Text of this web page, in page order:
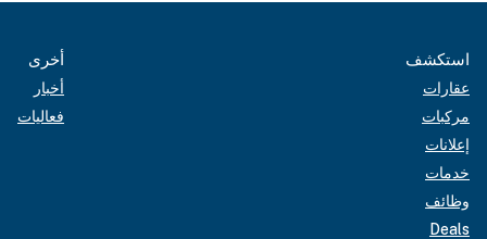
استكشف
عقارات
مركبات
إعلانات
خدمات
وظائف
Deals
أخرى
أخبار
فعاليات